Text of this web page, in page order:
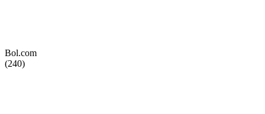
Bol.com
(240)